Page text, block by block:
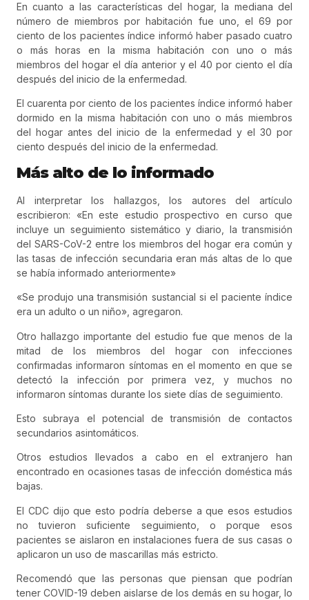
En cuanto a las características del hogar, la mediana del
número de miembros por habitación fue uno, el 69 por
ciento de los pacientes índice informó haber pasado cuatro
o más horas en la misma habitación con uno o más
miembros del hogar el día anterior y el 40 por ciento el día
después del inicio de la enfermedad.
El cuarenta por ciento de los pacientes índice informó haber
dormido en la misma habitación con uno o más miembros
del hogar antes del inicio de la enfermedad y el 30 por
ciento después del inicio de la enfermedad.
Más alto de lo informado
Al interpretar los hallazgos, los autores del artículo
escribieron: «En este estudio prospectivo en curso que
incluye un seguimiento sistemático y diario, la transmisión
del SARS-CoV-2 entre los miembros del hogar era común y
las tasas de infección secundaria eran más altas de lo que
se había informado anteriormente»
«Se produjo una transmisión sustancial si el paciente índice
era un adulto o un niño», agregaron.
Otro hallazgo importante del estudio fue que menos de la
mitad de los miembros del hogar con infecciones
confirmadas informaron síntomas en el momento en que se
detectó la infección por primera vez, y muchos no
informaron síntomas durante los siete días de seguimiento.
Esto subraya el potencial de transmisión de contactos
secundarios asintomáticos.
Otros estudios llevados a cabo en el extranjero han
encontrado en ocasiones tasas de infección doméstica más
bajas.
El CDC dijo que esto podría deberse a que esos estudios
no tuvieron suficiente seguimiento, o porque esos
pacientes se aislaron en instalaciones fuera de sus casas o
aplicaron un uso de mascarillas más estricto.
Recomendó que las personas que piensan que podrían
tener COVID-19 deben aislarse de los demás en su hogar, lo